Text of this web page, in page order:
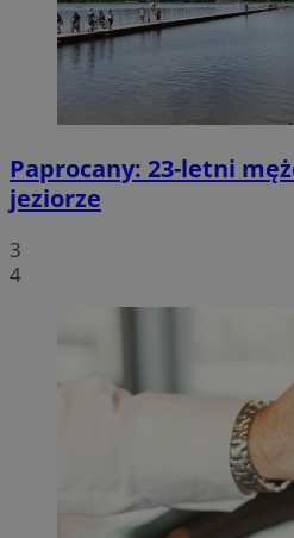
Paprocany: 23-letni
jeziorze
3
4